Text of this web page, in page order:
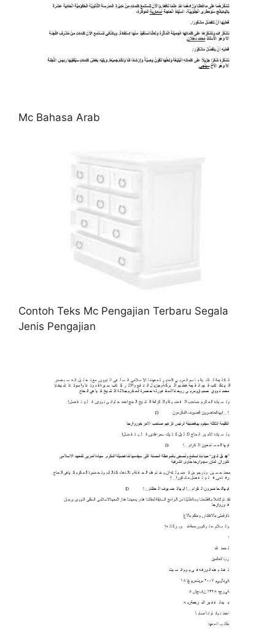
Mc Bahasa Arab
Contoh Teks Mc Pengajian Terbaru Segala
Jenis Pengajian